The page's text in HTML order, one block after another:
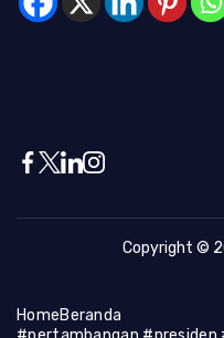
Copyright ©
HomeBeranda